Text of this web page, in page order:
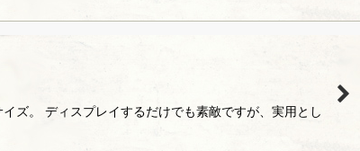
ズ。 ディスプレイするだけでも素敵ですが、実用とし